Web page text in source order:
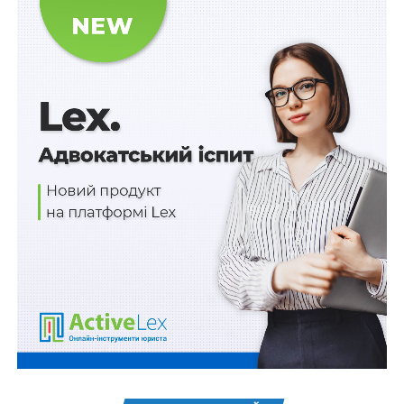
Умовою надання бюджетних коштів та критерієм
програми інвестиційє використання об’єктів, зокрема
створених, покращених, відремонтованих,
модернізованих за результатами реалізації
субпроектів, за цільовим призначенням протягом не
менше 20 років з дати завершення реалізації
субпроектів і відсутність щодо них рішень, наслідком
яких може бути припинення діяльності закладів
професійної (професійно-технічної) освіти.
Для притягнення до
кримінальної відповідальності за
впровадження стандартів освіти держави-
агресора визначальним є фактичне виконання
особою функцій керівника школи
Водночас, згідно з новими пунктами 25-27 цього
забезпечує внесення виконавцями інформації до